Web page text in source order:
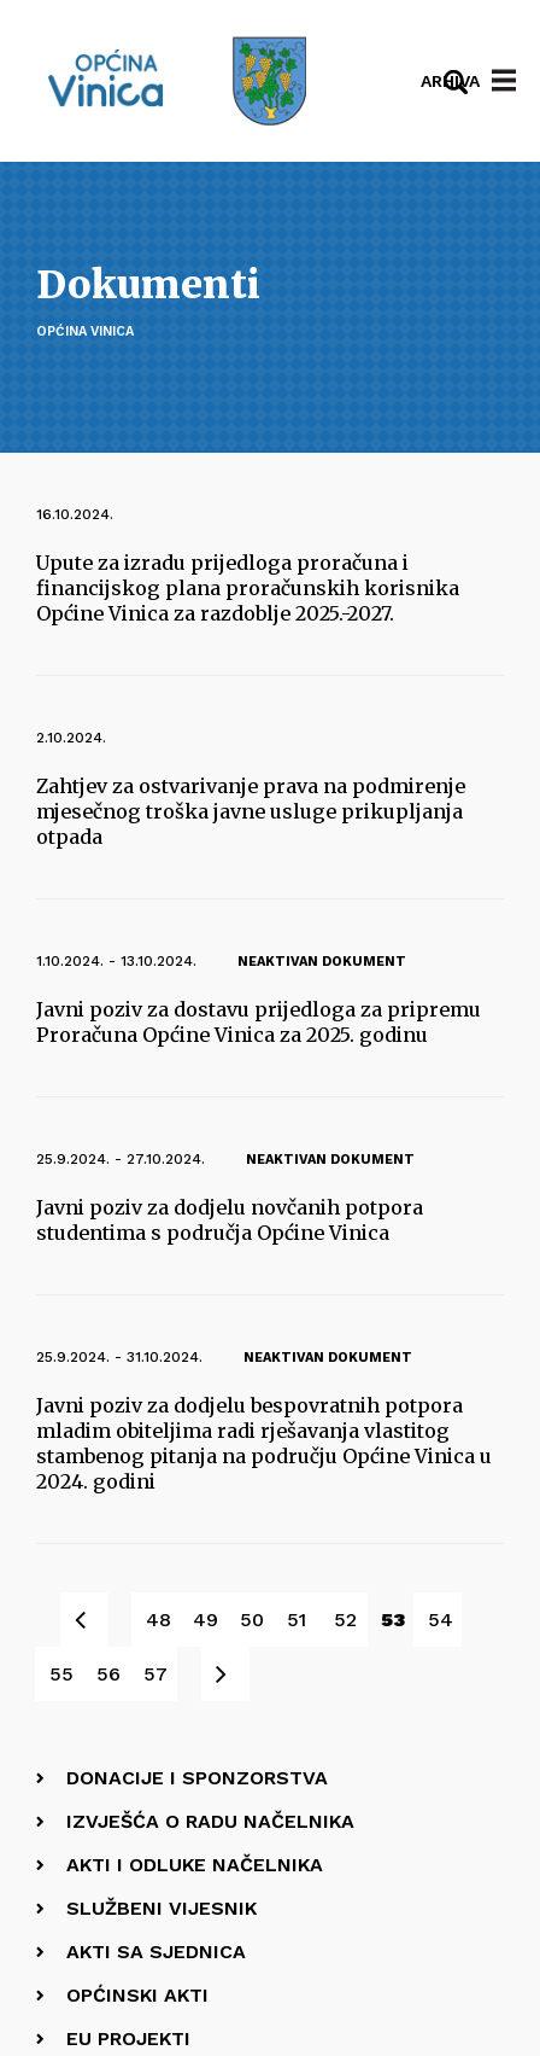
ARHIVA
Dokumenti
OPĆINA VINICA
16.10.2024.
Upute za izradu prijedloga proračuna i
financijskog plana proračunskih korisnika
Općine Vinica za razdoblje 2025.-2027.
2.10.2024.
Zahtjev za ostvarivanje prava na podmirenje
mjesečnog troška javne usluge prikupljanja
otpada
1.10.2024. - 13.10.2024. NEAKTIVAN DOKUMENT
Javni poziv za dostavu prijedloga za pripremu
Proračuna Općine Vinica za 2025. godinu
25.9.2024. - 27.10.2024. NEAKTIVAN DOKUMENT
Javni poziv za dodjelu novčanih potpora
studentima s područja Općine Vinica
25.9.2024. - 31.10.2024. NEAKTIVAN DOKUMENT
Javni poziv za dodjelu bespovratnih potpora
mladim obiteljima radi rješavanja vlastitog
stambenog pitanja na području Općine Vinica u
2024. godini
48 49 50 51 52 53 54
55 56 57
DONACIJE I SPONZORSTVA
IZVJEŠĆA O RADU NAČELNIKA
AKTI I ODLUKE NAČELNIKA
SLUŽBENI VIJESNIK
AKTI SA SJEDNICA
OPĆINSKI AKTI
EU PROJEKTI